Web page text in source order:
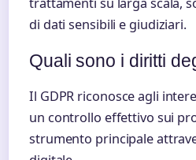
di dati sensibili e giudiziari.
Quali sono i diritti
Il GDPR riconosce agli
un controllo effettivo sui
strumento principale